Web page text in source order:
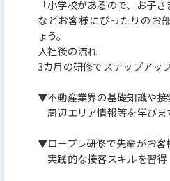
「小学校があるので、お子
などお客様にぴったりのお
ょう。
入社後の流れ
3カ月の研修でステップアッ
▼不動産業界の基礎知識や接
周辺エリア情報等を学びま
▼ロープレ研修で先輩がお客
実践的な接客スキルを習得